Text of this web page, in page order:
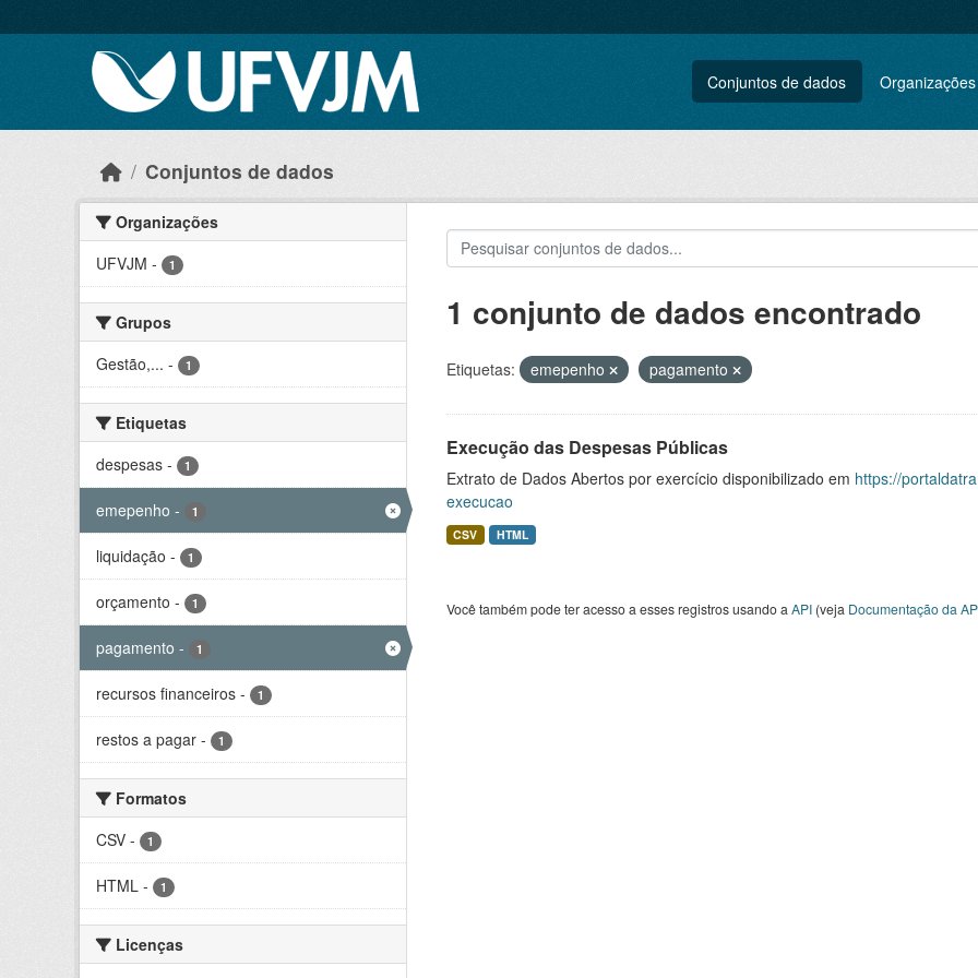
Conjuntos de dados Organizações
Conjuntos de dados
Organizações
UFVJM - 1
Grupos
Gestão,... - 1
Etiquetas
despesas - 1
emepenho - 1
liquidação - 1
orçamento - 1
pagamento - 1
recursos financeiros - 1
restos a pagar - 1
Formatos
CSV - 1
HTML - 1
Licenças
1 conjunto de dados encontrado
Etiquetas: emepenho pagamento
Execução das Despesas Públicas
Extrato de Dados Abertos por exercício disponibilizado em https://
execucao
CSV HTML
Você também pode ter acesso a esses registros usando a API(veja Documentação da